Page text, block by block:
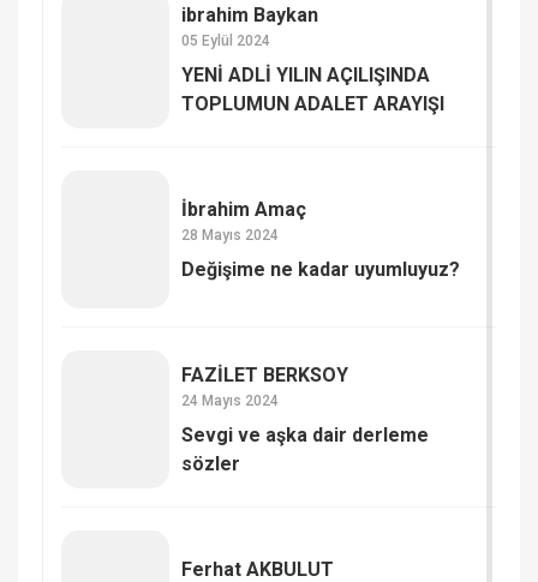
ibrahim Baykan
05 Eylül 2024
YENİ ADLİ YILIN AÇILIŞINDA
TOPLUMUN ADALET ARAYIŞI
İbrahim Amaç
28 Mayıs 2024
Değişime ne kadar uyumluyuz?
FAZİLET BERKSOY
24 Mayıs 2024
Sevgi ve aşka dair derleme
sözler
Ferhat AKBULUT